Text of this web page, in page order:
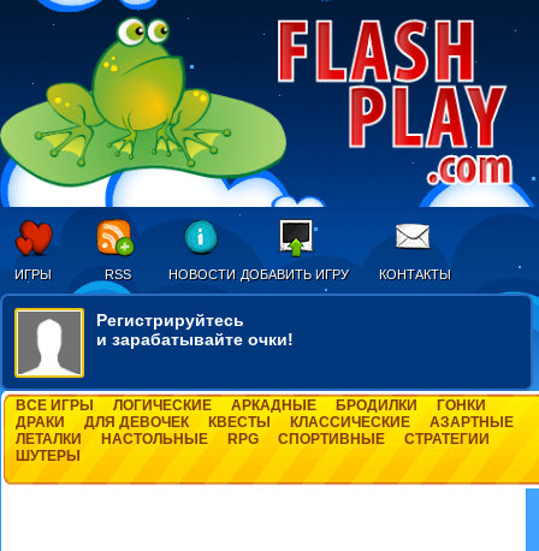
ИГРЫ RSS НОВОСТИ ДОБАВИТЬ ИГРУ КОНТАКТЫ
Регистрируйтесь
и зарабатывайте очки!
ВСЕ ИГРЫ ЛОГИЧЕСКИЕ АРКАДНЫЕ БРОДИЛКИ
ГОНКИ
ДРАКИ
ДЛЯ ДЕВОЧЕК КВЕСТЫ КЛАССИЧЕСКИЕ
АЗАРТНЫЕ
ЛЕТАЛКИ
НАСТОЛЬНЫЕ RPG СПОРТИВНЫЕ
СТРАТЕГИИ
ШУТЕРЫ